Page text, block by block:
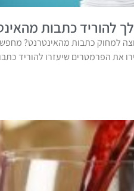
להוריד כתבות
למחוק כתבות מהאינטרנט?
את הפרמטרים שיעזרו להוריד